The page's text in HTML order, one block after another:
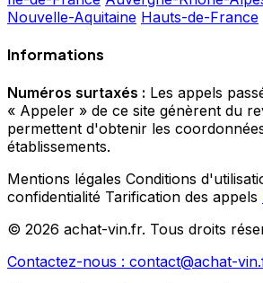
Nouvelle-Aquitaine Hauts-de-France
Informations
Numéros surtaxés : Les appels
« Appeler » de ce site génèrent du
permettent d'obtenir les
établissements.
Mentions légales Conditions
confidentialité Tarification des appels
© 2026 achat-vin.fr. Tous droits
Contactez-nous : contact@achat-